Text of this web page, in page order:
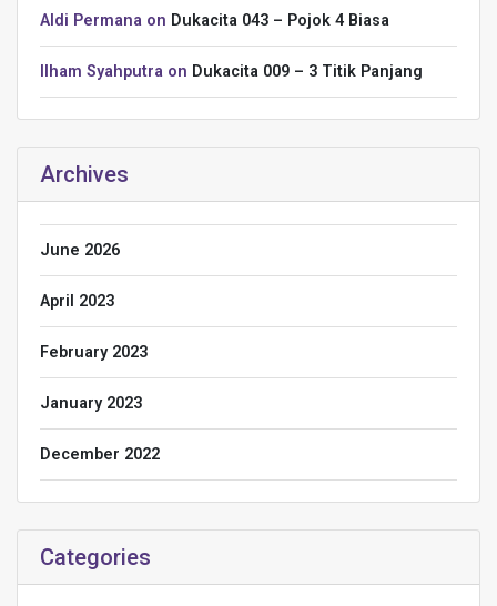
Aldi Permana on Dukacita 043 – Pojok 4 Biasa
Ilham Syahputra on Dukacita 009 – 3 Titik Panjang
Archives
June 2026
April 2023
February 2023
January 2023
December 2022
Categories